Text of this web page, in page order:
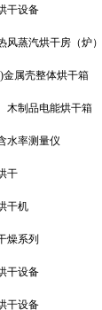
干设备
风蒸汽烘干房（炉）
金属壳整体烘干箱
木制品电能烘干箱
水率测量仪
干
干机
燥系列
干设备
干设备